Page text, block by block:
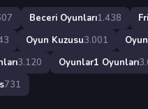
Beceri Oyunları1.438
Oyun Kuzusu3.001
3.120 Oyunlar1 Oyunları
731